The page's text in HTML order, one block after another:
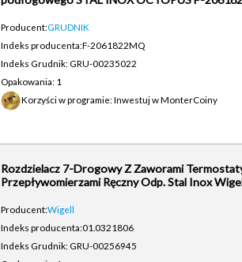
Producent:GRUDNIK
Indeks producenta:F-2061822MQ
Indeks Grudnik: GRU-00235022
Opakowania: 1
Korzyści w programie: Inwestuj w MonterCoiny
Rozdzielacz 7-Drogowy Z Zaworami
Przepływomierzami Ręczny Odp. Stal Inox
Producent:Wigell
Indeks producenta:01.0321806
Indeks Grudnik: GRU-00256945